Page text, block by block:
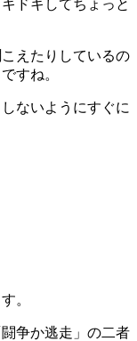
ドキしてちょっと
えたりしているの
すね。
ないようにすぐに
。
争か逃走」の二者